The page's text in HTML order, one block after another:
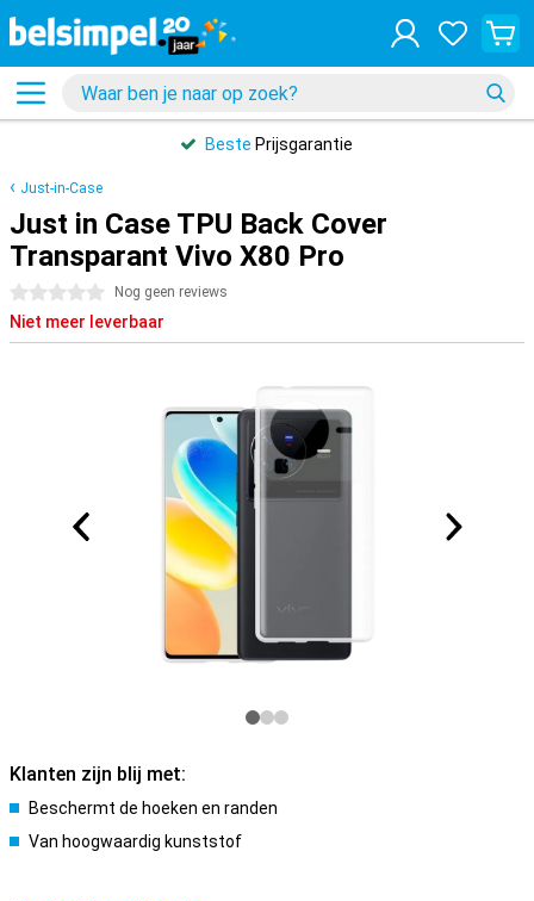
Beste Prijsgarantie
Just-in-Case
Just in Case TPU Back Cover
Transparant Vivo X80 Pro
0 sterren Nog geen reviews
Niet meer leverbaar
Klanten zijn blij met:
Beschermt de hoeken en randen
Van hoogwaardig kunststof